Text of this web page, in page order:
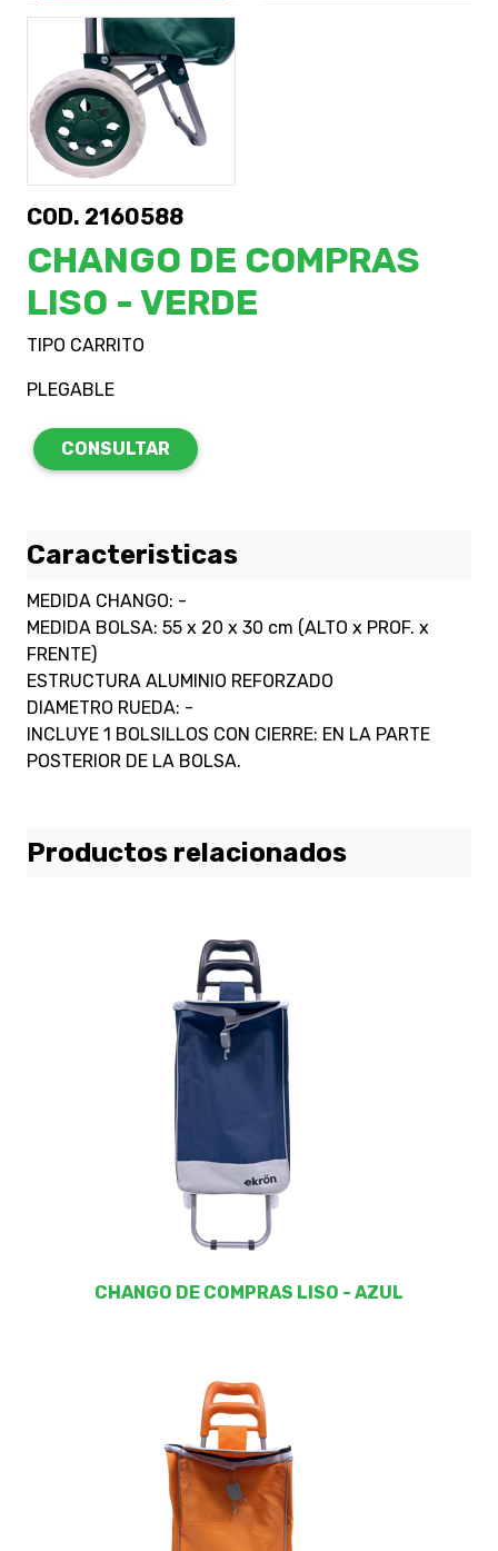
COD. 2160588
CHANGO DE COMPRAS
LISO - VERDE
TIPO CARRITO
PLEGABLE
CONSULTAR
Caracteristicas
MEDIDA CHANGO: -
MEDIDA BOLSA: 55 x 20 x 30 cm (ALTO x PROF. x
FRENTE)
ESTRUCTURA ALUMINIO REFORZADO
DIAMETRO RUEDA: -
INCLUYE 1 BOLSILLOS CON CIERRE: EN LA PARTE
POSTERIOR DE LA BOLSA.
Productos relacionados
CHANGO DE COMPRAS LISO - AZUL